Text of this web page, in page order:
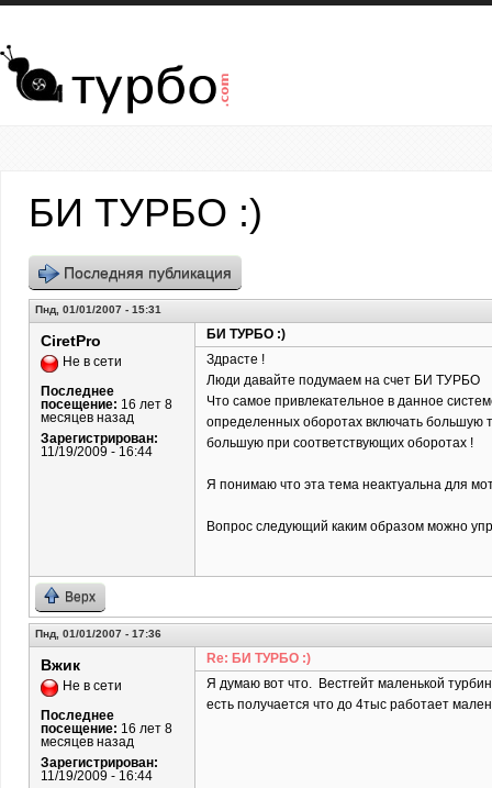
Перейти к основному содержанию
БИ ТУРБО :)
Последняя публикация
Пнд, 01/01/2007 - 15:31
CiretPro
Не в сети
Последнее
посещение: 16 лет 8
месяцев назад
Зарегистрирован:
11/19/2009 - 16:44
БИ ТУРБО :)
Здрасте !
Люди давайте подумаем на счет БИ ТУРБО
Что самое привлекательное в данное
определенных оборотах включать большую
большую при соответствующих оборотах !
Я понимаю что эта тема неактуальна для
Вопрос следующий каким образом можно
Верх
Пнд, 01/01/2007 - 17:36
Вжик
Не в сети
Последнее
посещение: 16 лет 8
месяцев назад
Зарегистрирован:
11/19/2009 - 16:44
Re: БИ ТУРБО :)
Я думаю вот что. Вестгейт маленькой
есть получается что до 4тыс работает